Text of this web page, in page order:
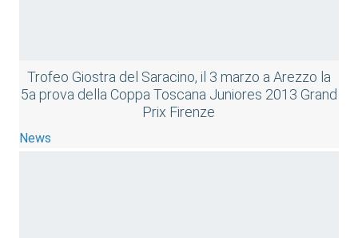
Trofeo Giostra del Saracino, il 3 marzo a Arezzo la
5a prova della Coppa Toscana Juniores 2013 Grand
Prix Firenze
News